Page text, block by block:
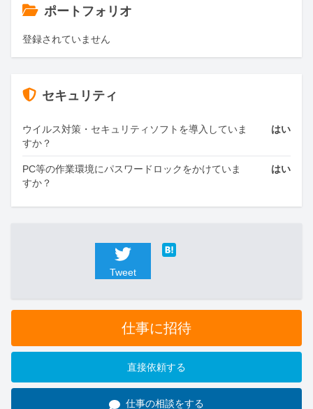
ポートフォリオ
登録されていません
セキュリティ
ウイルス対策・セキュリティソフトを導入していま
すか？
はい
PC等の作業環境にパスワードロックをかけていま
すか？
はい
Tweet
仕事に招待
直接依頼する
仕事の相談をする